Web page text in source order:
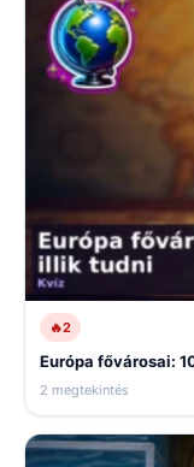
🔥2
Európa fővárosai:
2 megtekintés